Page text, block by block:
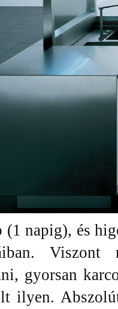
(1 napig), és
gyorsan
ilyen.